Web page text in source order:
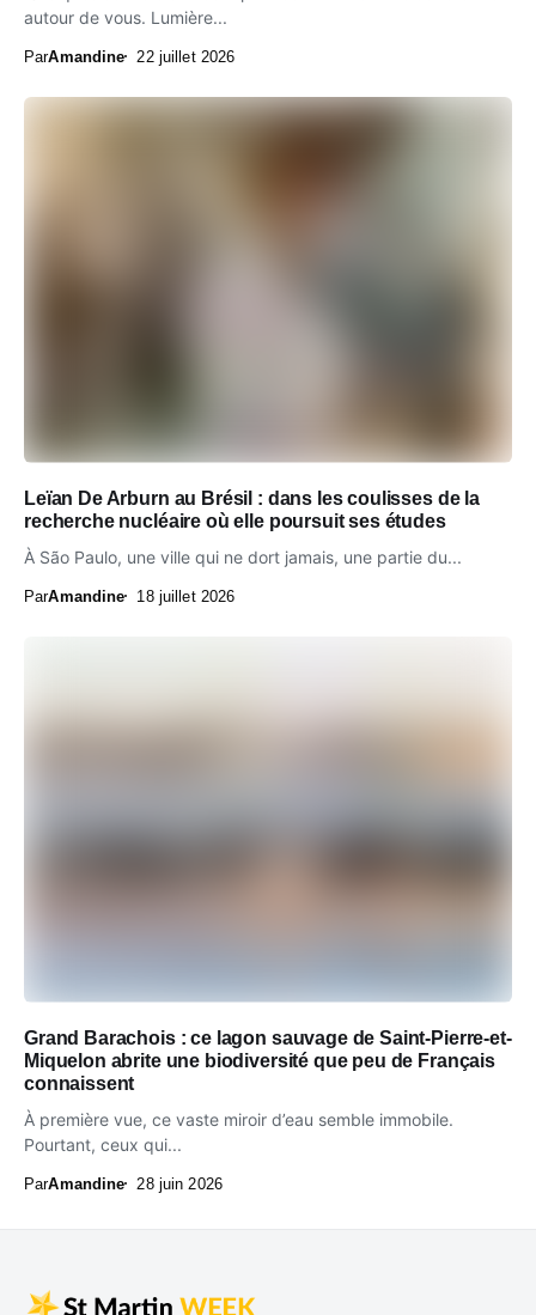
autour de vous. Lumière...
ParAmandine 22 juillet 2026
Leïan De Arburn au Brésil : dans les coulisses de la
recherche nucléaire où elle poursuit ses études
À São Paulo, une ville qui ne dort jamais, une partie du...
ParAmandine 18 juillet 2026
Grand Barachois : ce lagon sauvage de Saint-Pierre-et-
Miquelon abrite une biodiversité que peu de Français
connaissent
À première vue, ce vaste miroir d’eau semble immobile.
Pourtant, ceux qui...
ParAmandine 28 juin 2026